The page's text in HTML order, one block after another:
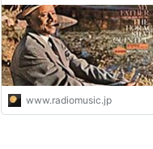
と音楽
www.radiomusic.jp